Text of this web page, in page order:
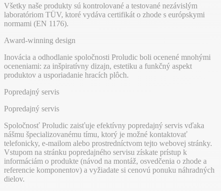
Všetky naše produkty sú kontrolované a testované nezávislým
laboratóriom TÜV, ktoré vydáva certifikát o zhode s európskymi
normami (EN 1176).
Award-winning design
Inovácia a odhodlanie spoločnosti Proludic boli ocenené mnohými
oceneniami: za inšpiratívny dizajn, estetiku a funkčný aspekt
produktov a usporiadanie hracích plôch.
Popredajný servis
Popredajný servis
Spoločnosť Proludic zaisťuje efektívny popredajný servis vďaka
nášmu špecializovanému tímu, ktorý je možné kontaktovať
telefonicky, e-mailom alebo prostredníctvom tejto webovej stránky.
Vstupom na stránku popredajného servisu získate prístup k
informáciám o produkte (návod na montáž, osvedčenia o zhode a
referencie komponentov) a vyžiadate si cenovú ponuku náhradných
dielov.